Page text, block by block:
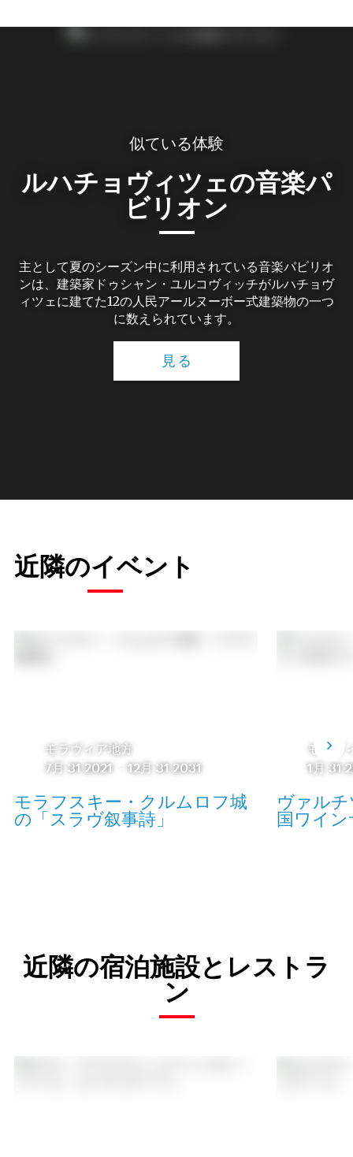
似ている体験
ルハチョヴィツェの音楽パ
ビリオン
主として夏のシーズン中に利用されている音楽パビリオ
ンは、建築家ドゥシャン・ユルコヴィッチがルハチョヴ
ィツェに建てた12の人民アールヌーボー式建築物の一つ
に数えられています。
見る
近隣のイベント
モラヴィア地方
7月 31 2021
12月 31 2031
モラフスキー・クルムロフ城
の「スラヴ叙事詩」
モラヴ
1月 31
ヴァル
国ワイ
近隣の宿泊施設とレストラ
ン